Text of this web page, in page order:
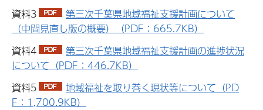
資料3
第三次千葉県地域福祉支援計画について
（中間見直し版の概要）（PDF：665.7KB）
資料4
第三次千葉県地域福祉支援計画の進捗状況
について（PDF：446.7KB）
資料5
地域福祉を取り巻く現状等について（PD
F：1,700.9KB）